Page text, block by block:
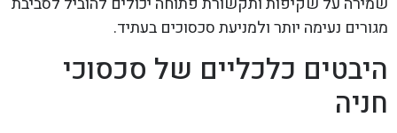
מגורים נעימה יותר ולמניעת סכסוכים בעתיד.
היבטים כלכליים של סכסוכי
חניה